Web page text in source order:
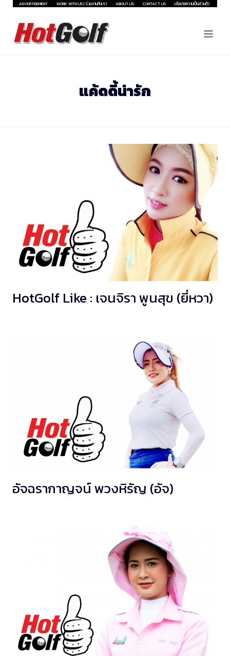
Skip
content
ADVERTISEMENT WORK WITH US | ร่วมงานกับเรา ABOUT US CONTACT US นโยบายความเป็นส่วนตัว
แค้ดดี้น่ารัก
HotGolf Like : เจนจิรา พูนสุข (ยี่หวา)
อัจฉรากาญจน์ พวงหิรัญ (อัจ)